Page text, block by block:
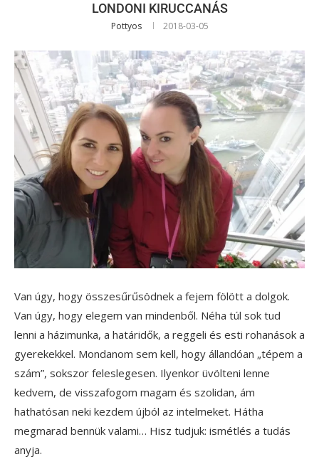
LONDONI KIRUCCANÁS
Pottyos 2018-03-05
Van úgy, hogy összesűrűsödnek a fejem fölött a dolgok.
Van úgy, hogy elegem van mindenből. Néha túl sok tud
lenni a házimunka, a határidők, a reggeli és esti rohanások a
gyerekekkel. Mondanom sem kell, hogy állandóan „tépem a
szám”, sokszor feleslegesen. Ilyenkor üvölteni lenne
kedvem, de visszafogom magam és szolidan, ám
hathatósan neki kezdem újból az intelmeket. Hátha
megmarad bennük valami… Hisz tudjuk: ismétlés a tudás
anyja.